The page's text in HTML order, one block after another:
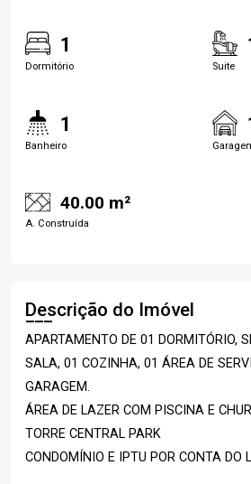
1
Dormitório Suite
1
Banheiro
40.00 m²
A. Construída
Descrição do Imóvel
APARTAMENTO DE 01 DORMITÓRIO,
SALA, 01 COZINHA, 01 ÁREA DE
GARAGEM.
ÁREA DE LAZER COM PISCINA E
TORRE CENTRAL PARK
CONDOMÍNIO E IPTU POR CONTA DO